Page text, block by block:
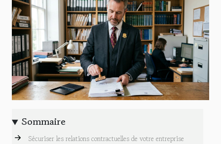
Sommaire
Sécuriser les relations contractuelles de votre entreprise